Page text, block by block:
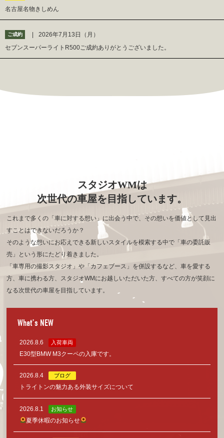
名古屋名物きしめん
ご成約
2026年7月13日（月）
セブンスーパーライトR500ご成約ありがとうございました。
スタジオWMは
次世代の車屋を目指しています。
これまで多くの「車に対する想い」に出会う中で、その想いを価値として見出
すことはできないだろうか？
そのような想いにお応えできる新しいスタイルを模索する中で「車の委託販
売」という形にたどり着きました。
「車専用の撮影スタジオ」や「カフェブース」を併設するなど、車を愛する
方、車に携わる方、 スタジオWMにお越しいただいた方、すべての方が笑顔に
なる次世代の車屋を目指しています。
What’s NEW
2026.8.6 入荷車両
E30型BMW M3クーペの入庫です。
2026.8.4 ブログ
トライトンの魅力ある外装サイズについて
2026.8.1 お知らせ
夏季休暇のお知らせ